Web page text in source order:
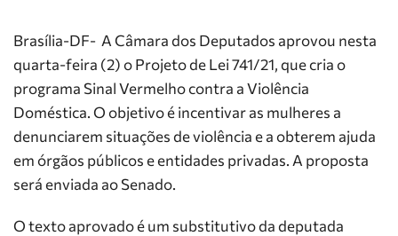
Brasília-DF- A Câmara dos Deputados aprovou nesta
quarta-feira (2) o Projeto de Lei 741/21, que cria o
programa Sinal Vermelho contra a Violência
Doméstica. O objetivo é incentivar as mulheres a
denunciarem situações de violência e a obterem ajuda
em órgãos públicos e entidades privadas. A proposta
será enviada ao Senado.
O texto aprovado é um substitutivoda deputada